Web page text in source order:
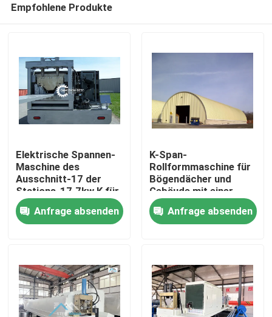
Haus
Über uns
Empfohlene Produkte
Elektrische Spannen-
Maschine des
Ausschnitt-17 der
Stations-17.7kw K für
Dach
Anfrage absenden
K-Span-
Rollformmaschine für
Bögendächer und
Gebäude mit einer
Leistung von 7,5 kW
Anfrage absenden